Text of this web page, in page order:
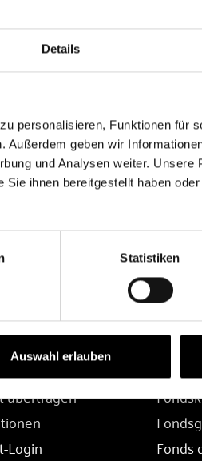
Details
personalisieren, Funktionen für
geben wir
und Analysen weiter. Unsere
ihnen bereitgestellt haben
Statistiken
Auswahl erlauben
Chancen & Risiken
FAQ
übertragen
Login
FONDS
Fonds